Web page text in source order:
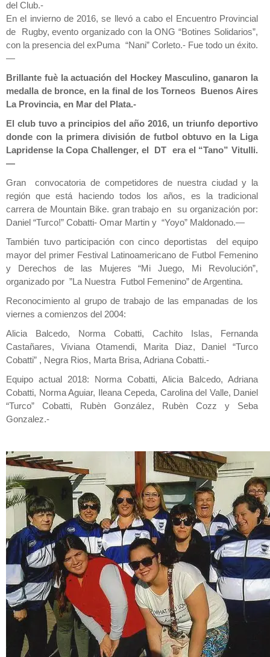
del Club.-
En el invierno de 2016, se llevó a cabo el Encuentro Provincial
de Rugby, evento organizado con la ONG “Botines Solidarios”,
con la presencia del exPuma “Nani” Corleto.- Fue todo un éxito.
—
Brillante fuè la actuación del Hockey Masculino, ganaron la
medalla de bronce, en la final de los Torneos Buenos Aires
La Provincia, en Mar del Plata.-
El club tuvo a principios del año 2016, un triunfo deportivo
donde con la primera división de futbol obtuvo en la Liga
Lapridense la Copa Challenger, el DT era el “Tano” Vitulli.
—
Gran convocatoria de competidores de nuestra ciudad y la
región que está haciendo todos los años, es la tradicional
carrera de Mountain Bike. gran trabajo en su organización por:
Daniel “Turco!” Cobatti- Omar Martin y “Yoyo” Maldonado.—
También tuvo participación con cinco deportistas del equipo
mayor del primer Festival Latinoamericano de Futbol Femenino
y Derechos de las Mujeres “Mi Juego, Mi Revolución”,
organizado por ”La Nuestra Futbol Femenino” de Argentina.
Reconocimiento al grupo de trabajo de las empanadas de los
viernes a comienzos del 2004:
Alicia Balcedo, Norma Cobatti, Cachito Islas, Fernanda
Castañares, Viviana Otamendi, Marita Diaz, Daniel “Turco
Cobatti” , Negra Rios, Marta Brisa, Adriana Cobatti.-
Equipo actual 2018: Norma Cobatti, Alicia Balcedo, Adriana
Cobatti, Norma Aguiar, Ileana Cepeda, Carolina del Valle, Daniel
“Turco” Cobatti, Rubèn González, Rubèn Cozz y Seba
Gonzalez.-